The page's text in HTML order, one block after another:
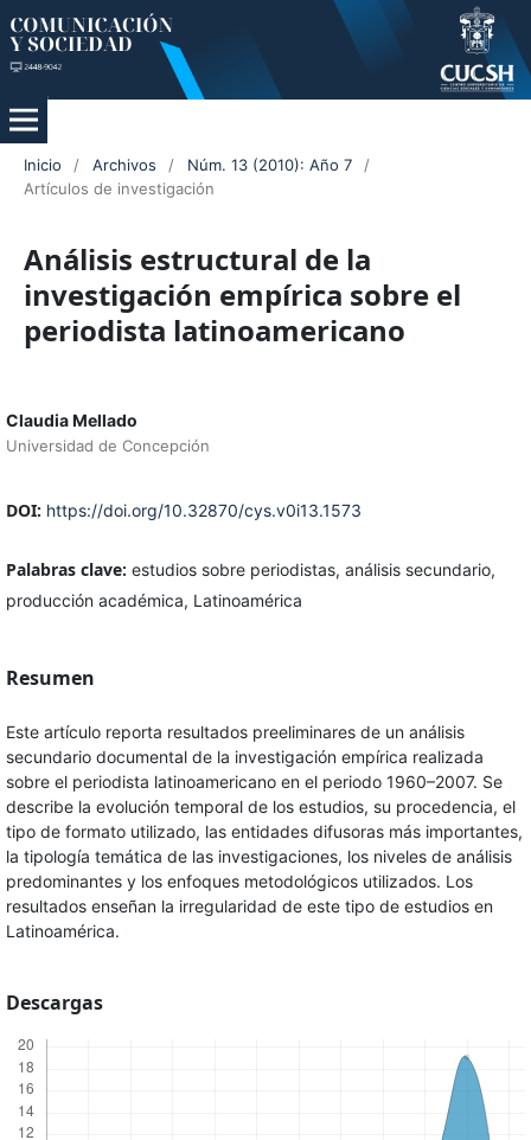
Inicio / Archivos / Núm. 13 (2010): Año 7
/
Artículos de investigación
Análisis estructural de la
investigación empírica sobre el
periodista latinoamericano
Claudia Mellado
Universidad de Concepción
DOI: https://doi.org/10.32870/cys.v0i13.1573
Palabras clave: estudios sobre periodistas, análisis secundario,
producción académica, Latinoamérica
Resumen
Este artículo reporta resultados preeliminares de un análisis
secundario documental de la investigación empírica realizada
sobre el periodista latinoamericano en el periodo 1960–2007. Se
describe la evolución temporal de los estudios, su procedencia, el
tipo de formato utilizado, las entidades difusoras más importantes,
la tipología temática de las investigaciones, los niveles de análisis
predominantes y los enfoques metodológicos utilizados. Los
resultados enseñan la irregularidad de este tipo de estudios en
Latinoamérica.
Descargas